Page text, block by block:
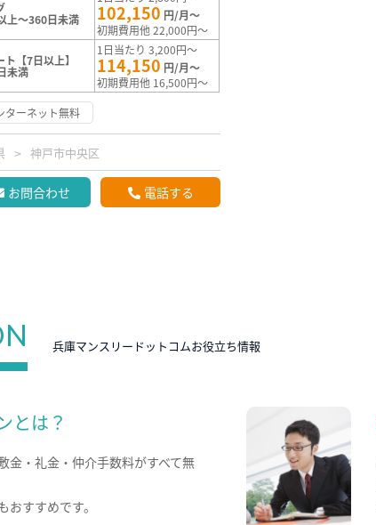
上～360日未満 102,150 円/月～
初期費用他 22,000円～
ト【7日以上】
未満
1日当たり 3,200円～
114,150 円/月～
初期費用他 16,500円～
ターネット無料
神戸市中央区
お問合わせ 電話する
兵庫マンスリードットコムお役立ち情報
とは？
金・礼金・仲介手数料がすべて無
すすめです。